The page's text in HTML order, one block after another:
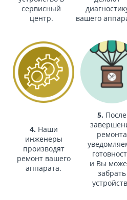
сервисный
центр.
вашего
4. Наши
инженеры
производят
ремонт вашего
аппарата.
5. После
ремонта
и Вы
забрать